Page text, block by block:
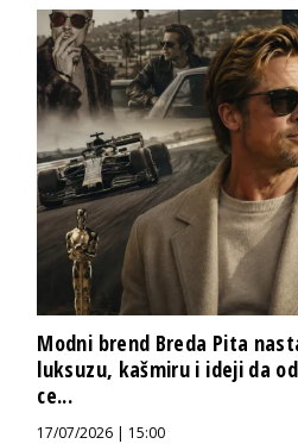
Modni brend Breda Pita
luksuzu, kašmiru i ideji da
ce...
17/07/2026 | 15:00